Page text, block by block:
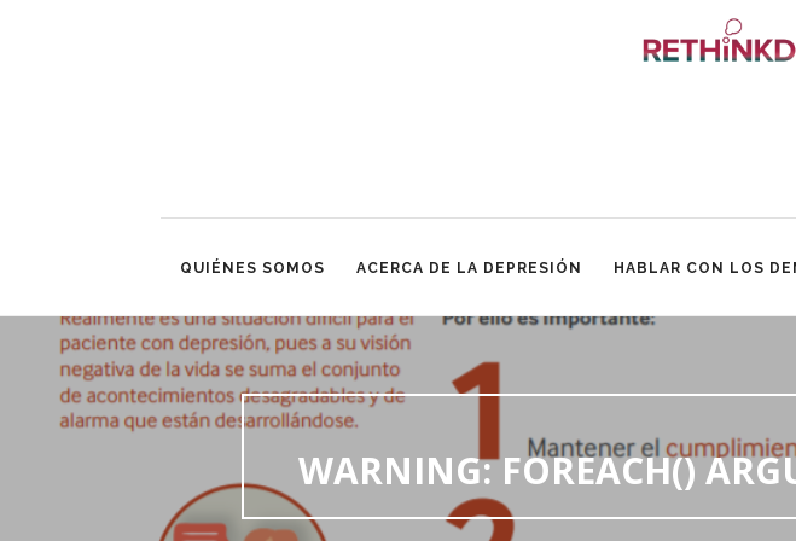
QUIÉNES SOMOS ACERCA DE LA DEPRESIÓN HABLAR CON LOS
WARNING: FOREACH()